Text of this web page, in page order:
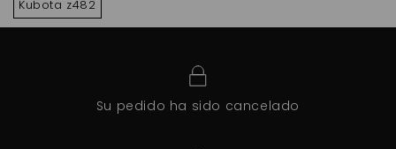
Kubota z482
Su pedido ha sido cancelado